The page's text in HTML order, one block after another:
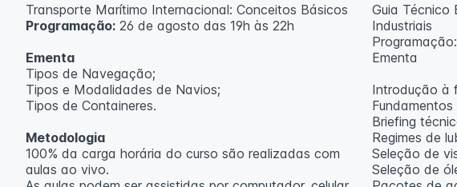
Transporte Marítimo Internacional: Conceitos Básicos
Programação: 26 de agosto das 19h às 22h
Ementa
Tipos de Navegação;
Tipos e Modalidades de Navios;
Tipos de Containeres.
Metodologia
100% da carga horária do curso são realizadas com
aulas ao vivo.
Guia Técnico
Industriais
Ementa
Introdução à
Briefing
Regimes de
Seleção de
Seleção de